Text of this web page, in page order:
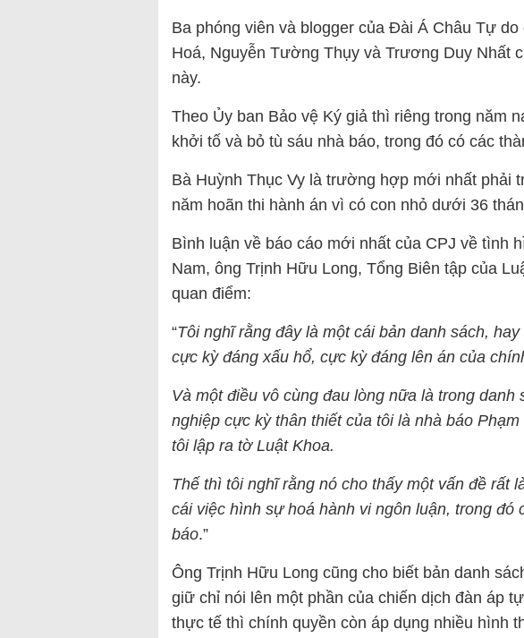
Ba phóng viên và blogger của Đài Á Châu Tự
Hoá, Nguyễn Tường Thụy và Trương Duy Nhất
này.
Theo Ủy ban Bảo vệ Ký giả thì riêng trong năm
khởi tố và bỏ tù sáu nhà báo, trong đó có các
Bà Huỳnh Thục Vy là trường hợp mới nhất phải
năm hoãn thi hành án vì có con nhỏ dưới 36
Bình luận về báo cáo mới nhất của CPJ về tình
Nam, ông Trịnh Hữu Long, Tổng Biên tập của
quan điểm:
“Tôi nghĩ rằng đây là một cái bản danh sách, hay
cực kỳ đáng xấu hổ, cực kỳ đáng lên án của
Và một điều vô cùng đau lòng nữa là trong
nghiệp cực kỳ thân thiết của tôi là nhà báo
tôi lập ra tờ Luật Khoa.
Thế thì tôi nghĩ rằng nó cho thấy một vấn đề rất
cái việc hình sự hoá hành vi ngôn luận, trong đó
báo.”
Ông Trịnh Hữu Long cũng cho biết bản danh
giữ chỉ nói lên một phần của chiến dịch đàn áp
thực tế thì chính quyền còn áp dụng nhiều hình